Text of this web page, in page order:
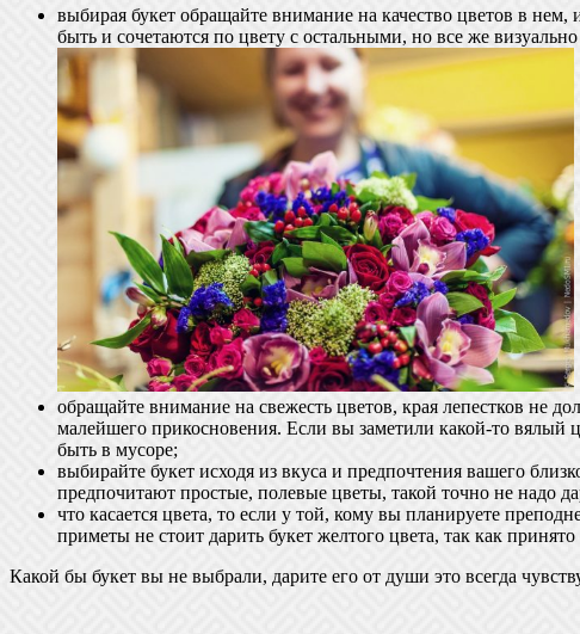
выбирая букет обращайте внимание на качество цветов в
быть и сочетаются по цвету с остальными, но все же
обращайте внимание на свежесть цветов, края лепестков не
малейшего прикосновения. Если вы заметили какой-то вялый
быть в мусоре;
выбирайте букет исходя из вкуса и предпочтения вашего
предпочитают простые, полевые цветы, такой точно не надо
что касается цвета, то если у той, кому вы планируете
приметы не стоит дарить букет желтого цвета, так как
Какой бы букет вы не выбрали, дарите его от души это всегда